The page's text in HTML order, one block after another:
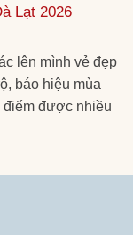
Lạt 2026
lên mình vẻ đẹp
báo hiệu mùa
điểm được nhiều